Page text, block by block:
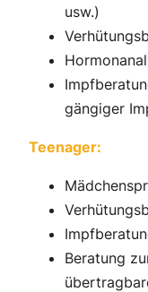
usw.)
gängiger
Teenager:
Beratung